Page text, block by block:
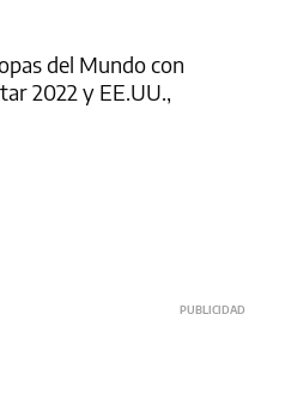
del Mundo con
2022 y EE.UU.,